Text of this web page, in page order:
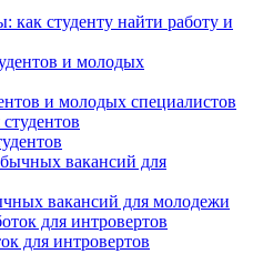
как студенту найти работу и
и молодых специалистов
вакансий для молодежи
для интровертов